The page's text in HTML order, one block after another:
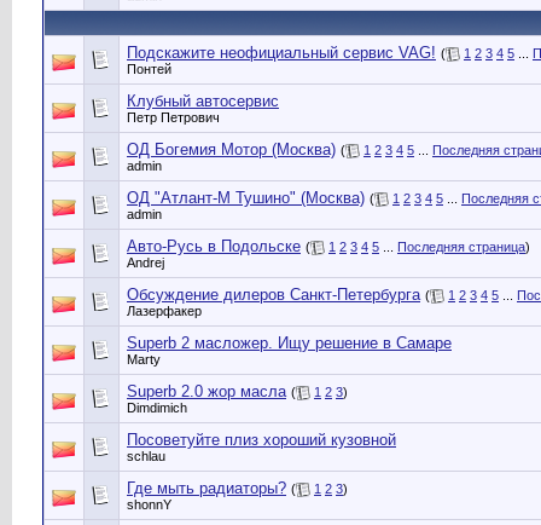
Подскажите неофициальный сервис VAG! ( 1 2 3 4 5
Понтей
Клубный автосервис
Петр Петрович
ОД Богемия Мотор (Москва) ( 1 2 3 4 5
Последняя
admin
ОД "Атлант-М Тушино" (Москва) ( 1 2 3 4 5
Последняя
admin
Авто-Русь в Подольске ( 1 2 3 4 5 Последняя страница)
Andrej
Обсуждение дилеров Санкт-Петербурга ( 1 2 3 4 5
Лазерфакер
Superb 2 масложер. Ищу решение в Самаре
Marty
Superb 2.0 жор масла ( 1 2 3)
Dimdimich
Посоветуйте плиз хороший кузовной
schlau
Где мыть радиаторы? ( 1 2 3)
shonnY